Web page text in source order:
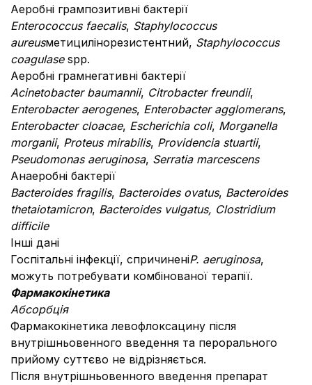
Аеробні грампозитивні бактерії
Enterococcus faecalis, Staphylococcus
aureusметицилінорезистентний, Staphylococcus
coagulasespp.
Аеробні грамнегативні бактерії
Acinetobacter baumannii, Citrobacter freundii,
Enterobacter aerogenes, Enterobacter agglomerans,
Enterobacter cloacae, Escherichia coli, Morganella
morganii, Proteus mirabilis, Providencia stuartii,
Pseudomonas aeruginosa, Serratia marcescens
Анаеробні бактерії
Bacteroides fragilis, Bacteroides ovatus, Bacteroides
thetaiotamicron, Bacteroides vulgatus, Clostridium
difficile
Інші дані
Госпітальні інфекції, спричиненіP. aeruginosa,
можуть потребувати комбінованої терапії.
Фармакокінетика
Абсорбція
Фармакокінетика левофлоксацину після
внутрішньовенного введення та перорального
прийому суттєво не відрізняється.
Після внутрішньовенного введення препарат